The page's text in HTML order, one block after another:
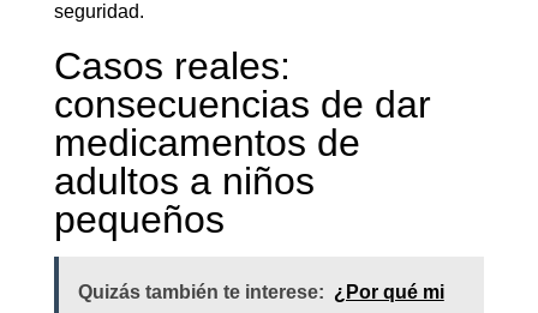
seguridad.
Casos reales:
consecuencias de dar
medicamentos de
adultos a niños
pequeños
Quizás también te interese: ¿Por qué mi